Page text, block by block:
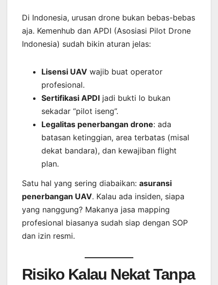
Di Indonesia, urusan drone bukan bebas-bebas
aja. Kemenhub dan APDI (Asosiasi Pilot Drone
Indonesia) sudah bikin aturan jelas:
Lisensi UAV wajib buat operator
profesional.
Sertifikasi APDI jadi bukti lo bukan
sekadar “pilot iseng”.
Legalitas penerbangan drone: ada
batasan ketinggian, area terbatas (misal
dekat bandara), dan kewajiban flight
plan.
Satu hal yang sering diabaikan: asuransi
penerbangan UAV. Kalau ada insiden, siapa
yang nanggung? Makanya jasa mapping
profesional biasanya sudah siap dengan SOP
dan izin resmi.
Risiko Kalau Nekat Tanpa